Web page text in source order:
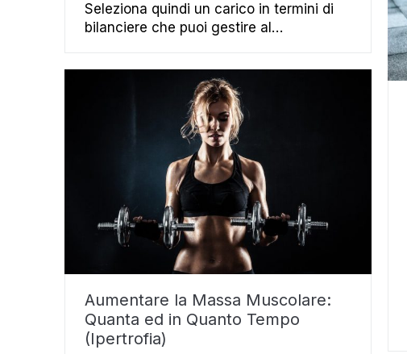
Seleziona quindi un carico in termini di
bilanciere che puoi gestire al…
Aumentare la Massa Muscolare:
Quanta ed in Quanto Tempo
(Ipertrofia)